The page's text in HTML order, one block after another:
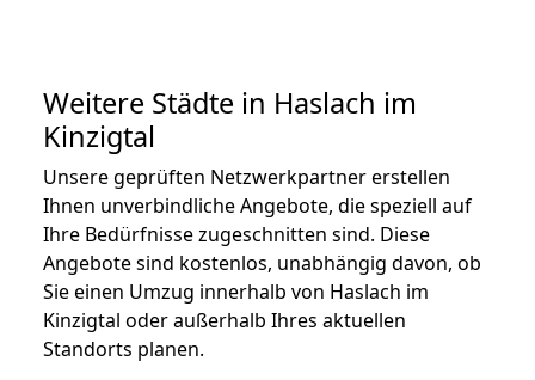
Weitere Städte in Haslach im
Kinzigtal
Unsere geprüften Netzwerkpartner erstellen
Ihnen unverbindliche Angebote, die speziell auf
Ihre Bedürfnisse zugeschnitten sind. Diese
Angebote sind kostenlos, unabhängig davon, ob
Sie einen Umzug innerhalb von Haslach im
Kinzigtal oder außerhalb Ihres aktuellen
Standorts planen.